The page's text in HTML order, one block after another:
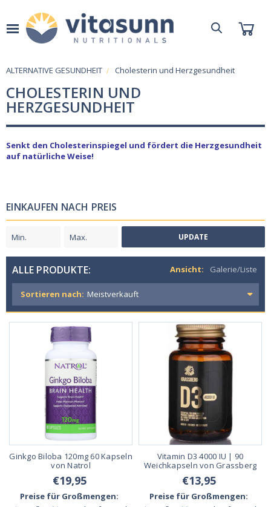
ALTERNATIVE GESUNDHEIT Cholesterin und Herzgesundheit
CHOLESTERIN UND
HERZGESUNDHEIT
Senkt den Cholesterinspiegel und fördert die Herzgesundheit
auf natürliche Weise!
EINKAUFEN NACH PREIS
UPDATE
ALLE PRODUKTE: Ansicht: Galerie/Liste
Sortieren nach:
Ginkgo Biloba 120mg 60 Kapseln
von Natrol
€19,95
Preise für Großmengen:
Vitamin D3 4000 IU | 90
Weichkapseln von Grassberg
€13,95
Preise für Großmengen: